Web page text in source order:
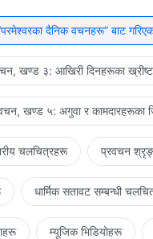
अनिष्टताले पनि दण्ड
महसुस गर्नेछौ, र
परमेश्‍वरमाथिको आफ्‍नो
अनुकूल हुनेहरूका लागि यस्तो
तिनीहरूले प्राप्त
तिमीहरूले बुझ्‍नेछौ।
दैनिक वचनहरू” बाट
खण्ड ३: आखिरी दिनहरूका
खण्ड ५: अगुवा र कामदारहरूका
चलचित्रहरू प्रवचन
धार्मिक सतावट सम्‍बन्धी
म्यूजिक भिडियोहरू